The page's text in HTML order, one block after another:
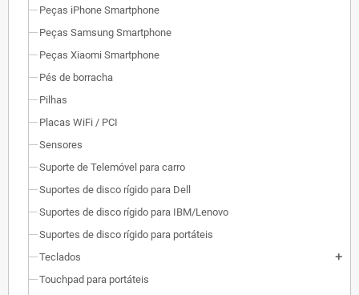
Peças iPhone Smartphone
Peças Samsung Smartphone
Peças Xiaomi Smartphone
Pés de borracha
Pilhas
Placas WiFi / PCI
Sensores
Suporte de Telemóvel para carro
Suportes de disco rígido para Dell
Suportes de disco rígido para IBM/Lenovo
Suportes de disco rígido para portáteis
Teclados
add
Touchpad para portáteis